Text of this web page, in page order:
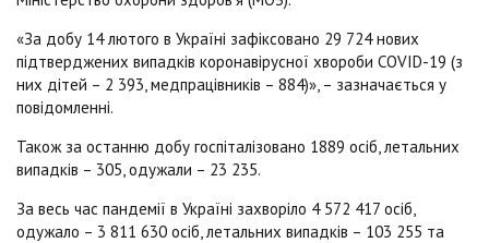
«За добу 14 лютого в Україні зафіксовано 29 724 нових
підтверджених випадків коронавірусної хвороби COVID-19 (з
них дітей – 2 393, медпрацівників – 884)», – зазначається у
повідомленні.
Також за останню добу госпіталізовано 1889 осіб, летальних
випадків – 305, одужали – 23 235.
За весь час пандемії в Україні захворіло 4 572 417 осіб,
одужало – 3 811 630 осіб, летальних випадків – 103 255 та